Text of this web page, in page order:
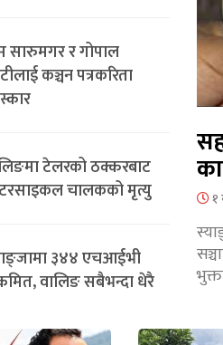
सारुमगर र गोपाल
कञ्चन पत्रकरिता
टेलरको ठक्करबाट
चालकको मृत्यु
३४४ एचआईभी
वालिङ सबैभन्दा धेरै
१